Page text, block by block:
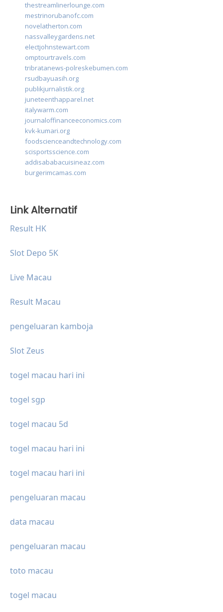
thestreamlinerlounge.com
mestrinorubanofc.com
novelatherton.com
nassvalleygardens.net
electjohnstewart.com
omptourtravels.com
tribratanews-polreskebumen.com
rsudbayuasih.org
publikjurnalistik.org
juneteenthapparel.net
italywarm.com
journaloffinanceeconomics.com
kvk-kumari.org
foodscienceandtechnology.com
scisportsscience.com
addisababacuisineaz.com
burgerimcamas.com
Link Alternatif
Result HK
Slot Depo 5K
Live Macau
Result Macau
pengeluaran kamboja
Slot Zeus
togel macau hari ini
togel sgp
togel macau 5d
togel macau hari ini
togel macau hari ini
pengeluaran macau
data macau
pengeluaran macau
toto macau
togel macau